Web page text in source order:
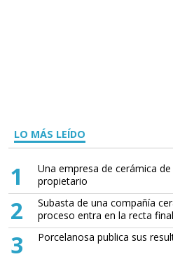
LO MÁS LEÍDO
1
Una empresa de cerámica
propietario
2
Subasta de una compañía
proceso entra en la recta final
3 Porcelanosa publica sus